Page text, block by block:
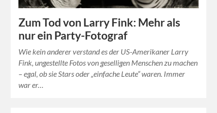
Zum Tod von Larry Fink: Mehr als
nur ein Party-Fotograf
Wie kein anderer verstand es der US-Amerikaner Larry
Fink, ungestellte Fotos von geselligen Menschen zu machen
– egal, ob sie Stars oder „einfache Leute“ waren. Immer
war er…